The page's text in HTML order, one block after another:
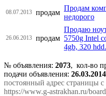
08.07.2013 продам
Продам
недорого
26.06.2013 продам
Продаю
5750g Intel
4gb, 320 hdd.
№ объявления: 2073, кол-во
подачи объявления:
постоянный адрес страницы
https://www.g-astrakhan.ru/